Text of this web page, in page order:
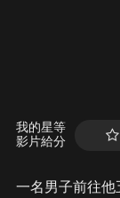
我的星等
影片給分
一名男子前往他